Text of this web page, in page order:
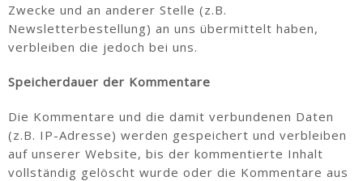
Zwecke und an anderer Stelle (z.B.
Newsletterbestellung) an uns übermittelt haben,
verbleiben die jedoch bei uns.
Speicherdauer der Kommentare
Die Kommentare und die damit verbundenen Daten
(z.B. IP-Adresse) werden gespeichert und verbleiben
auf unserer Website, bis der kommentierte Inhalt
vollständig gelöscht wurde oder die Kommentare aus